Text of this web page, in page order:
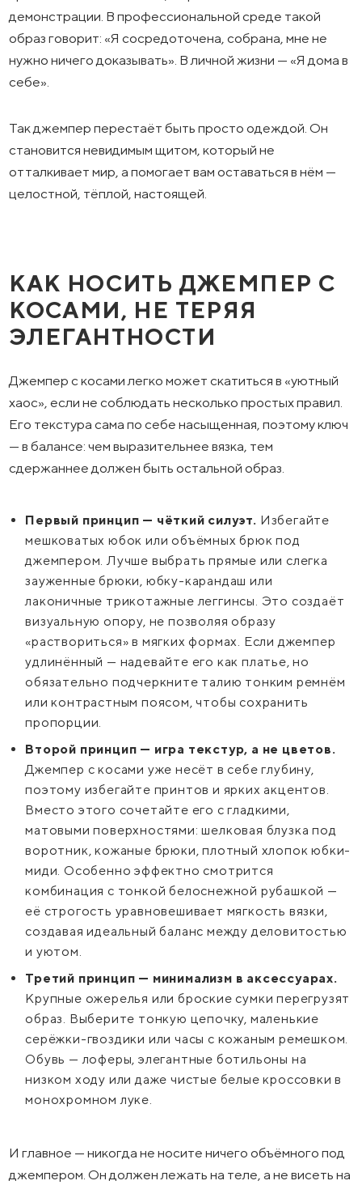
демонстрации. В профессиональной среде такой
образ говорит: «Я сосредоточена, собрана, мне не
нужно ничего доказывать». В личной жизни — «Я дома в
себе».
Так джемпер перестаёт быть просто одеждой. Он
становится невидимым щитом, который не
отталкивает мир, а помогает вам оставаться в нём —
целостной, тёплой, настоящей.
КАК НОСИТЬ ДЖЕМПЕР С
КОСАМИ, НЕ ТЕРЯЯ
ЭЛЕГАНТНОСТИ
Джемпер с косами легко может скатиться в «уютный
хаос», если не соблюдать несколько простых правил.
Его текстура сама по себе насыщенная, поэтому ключ
— в балансе: чем выразительнее вязка, тем
сдержаннее должен быть остальной образ.
Первый принцип — чёткий силуэт. Избегайте
мешковатых юбок или объёмных брюк под
джемпером. Лучше выбрать прямые или слегка
зауженные брюки, юбку-карандаш или
лаконичные трикотажные леггинсы. Это создаёт
визуальную опору, не позволяя образу
«раствориться» в мягких формах. Если джемпер
удлинённый — надевайте его как платье, но
обязательно подчеркните талию тонким ремнём
или контрастным поясом, чтобы сохранить
пропорции.
Второй принцип — игра текстур, а не цветов.
Джемпер с косами уже несёт в себе глубину,
поэтому избегайте принтов и ярких акцентов.
Вместо этого сочетайте его с гладкими,
матовыми поверхностями: шелковая блузка под
воротник, кожаные брюки, плотный хлопок юбки-
миди. Особенно эффектно смотрится
комбинация с тонкой белоснежной рубашкой —
её строгость уравновешивает мягкость вязки,
создавая идеальный баланс между деловитостью
и уютом.
Третий принцип — минимализм в аксессуарах.
Крупные ожерелья или броские сумки перегрузят
образ. Выберите тонкую цепочку, маленькие
серёжки-гвоздики или часы с кожаным ремешком.
Обувь — лоферы, элегантные ботильоны на
низком ходу или даже чистые белые кроссовки в
монохромном луке.
И главное — никогда не носите ничего объёмного под
джемпером. Он должен лежать на теле, а не висеть на